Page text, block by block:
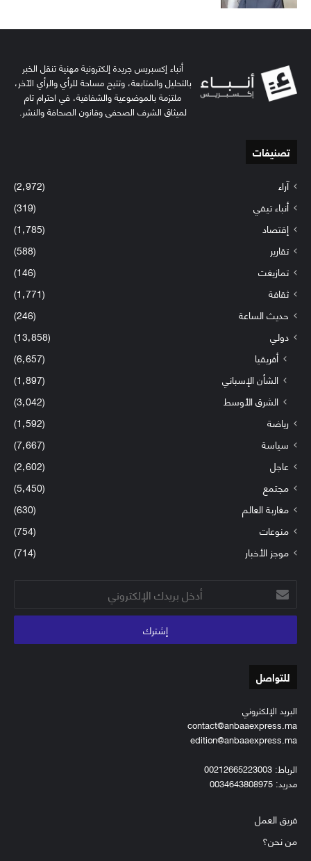
أنباء إكسبريس جريدة إلكترونية مهنية تنقل الخبر
بالتحليل والمتابعة، وتتيح مساحة للرأي والرأي الآخر،
ملتزمة بالموضوعية والشفافية، في احترام تام
لميثاق الشرف الصحفي وقانون الصحافة والنشر.
تصنيفات
آراء
(2٬972)
أنباء تيفي
(319)
إقتصاد
(1٬785)
تقارير
(588)
تمازيغت
(146)
ثقافة
(1٬771)
حديث الساعة
(246)
دولي
(13٬858)
أفريقيا
(6٬657)
الشأن الإسباني
(1٬897)
الشرق الأوسط
(3٬042)
رياضة
(1٬592)
سياسة
(7٬667)
عاجل
(2٬602)
مجتمع
(5٬450)
مغاربة العالم
(630)
منوعات
(754)
موجز الأخبار
(714)
أدخل
بريدك
الإلكتروني
للتواصل
البريد الإلكتروني
contact@anbaaexpress.ma
edition@anbaaexpress.ma
الرباط: 00212665223003
مدريد: 0034643808975
فريق العمل
من نحن؟